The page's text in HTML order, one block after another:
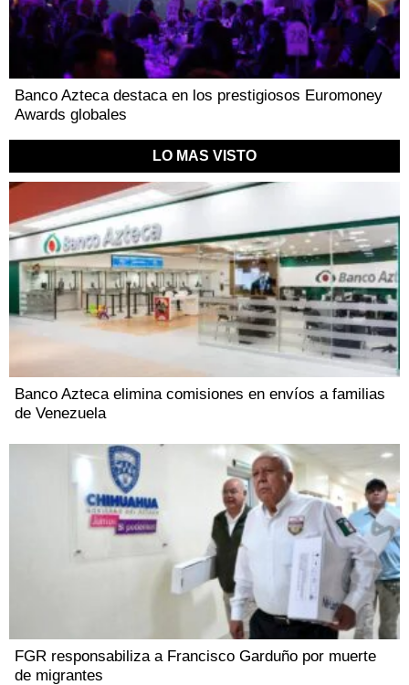
Banco Azteca destaca en los prestigiosos Euromoney
Awards globales
LO MAS VISTO
Banco Azteca elimina comisiones en envíos a familias
de Venezuela
FGR responsabiliza a Francisco Garduño por muerte
de migrantes